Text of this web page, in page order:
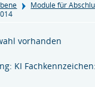
Module für
vorhanden
KI